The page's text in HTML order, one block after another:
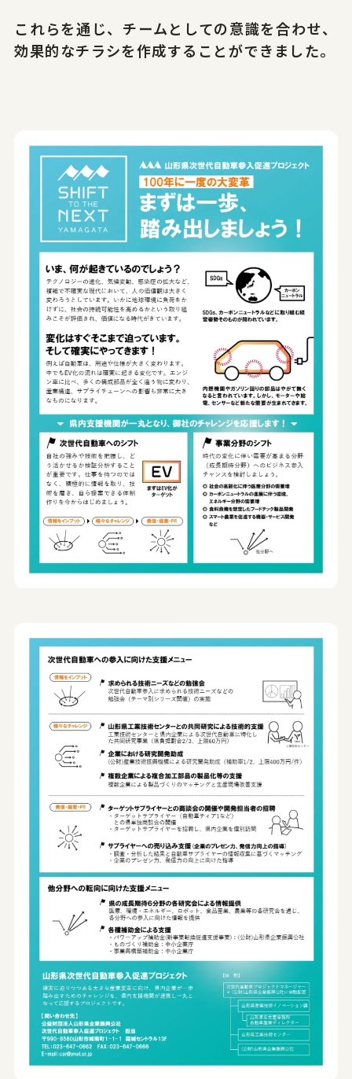
これらを通じ、チームとしての意識を合わせ、
効果的なチラシを作成することができました。